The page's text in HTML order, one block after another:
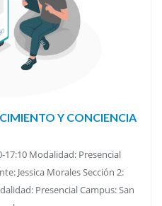
Y CONCIENCIA
17:10 Modalidad: Presencial
Jessica Morales Sección 2:
Presencial Campus: San